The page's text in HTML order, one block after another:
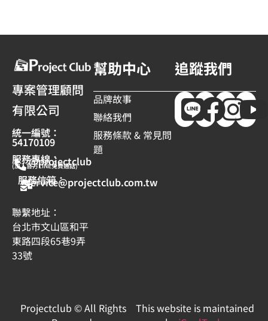
專案管理顧問
有限公司
統一編號：
54170109
服務專線：
@projectclub
(加入官方LINE免費通話)
服務信箱：
service@projectclub.com.tw
聯繫地址：
台北市文山區和平
東路四段65巷9弄
33號
幫助中心
品牌故事
聯絡我們
服務條款 & 常見問
題
追蹤我們
Projectclub © All Rights
This website is maintained